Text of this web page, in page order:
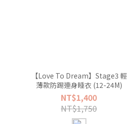
【Love To Dream】Stage3 輕
薄款防踢連身睡衣 (12-24M)
NT$1,400
NT$1,750